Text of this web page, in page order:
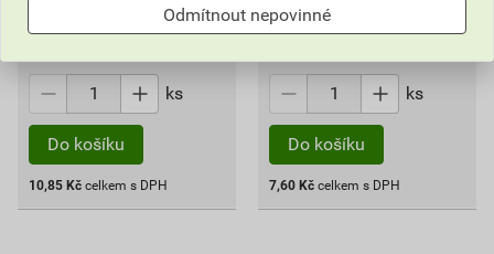
ks
Do košíku
10,85 Kč celkem s DPH
Vyberte si prodejnu
ks
Do košíku
7,60 Kč celkem s DPH
Odmítnout nepovinné